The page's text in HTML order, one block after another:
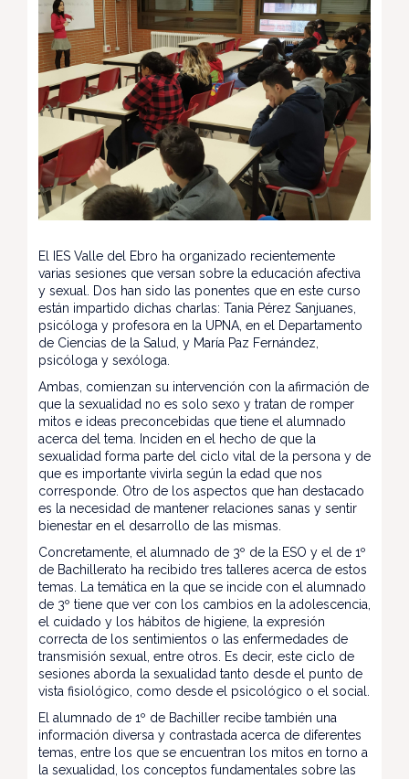
El IES Valle del Ebro ha organizado recientemente
varias sesiones que versan sobre la educación afectiva
y sexual. Dos han sido las ponentes que en este curso
están impartido dichas charlas: Tania Pérez Sanjuanes,
psicóloga y profesora en la UPNA, en el Departamento
de Ciencias de la Salud, y María Paz Fernández,
psicóloga y sexóloga.
Ambas, comienzan su intervención con la afirmación de
que la sexualidad no es solo sexo y tratan de romper
mitos e ideas preconcebidas que tiene el alumnado
acerca del tema. Inciden en el hecho de que la
sexualidad forma parte del ciclo vital de la persona y de
que es importante vivirla según la edad que nos
corresponde. Otro de los aspectos que han destacado
es la necesidad de mantener relaciones sanas y sentir
bienestar en el desarrollo de las mismas.
Concretamente, el alumnado de 3º de la ESO y el de 1º
de Bachillerato ha recibido tres talleres acerca de estos
temas. La temática en la que se incide con el alumnado
de 3º tiene que ver con los cambios en la adolescencia,
el cuidado y los hábitos de higiene, la expresión
correcta de los sentimientos o las enfermedades de
transmisión sexual, entre otros. Es decir, este ciclo de
sesiones aborda la sexualidad tanto desde el punto de
vista fisiológico, como desde el psicológico o el social.
El alumnado de 1º de Bachiller recibe también una
información diversa y contrastada acerca de diferentes
temas, entre los que se encuentran los mitos en torno a
la sexualidad, los conceptos fundamentales sobre las